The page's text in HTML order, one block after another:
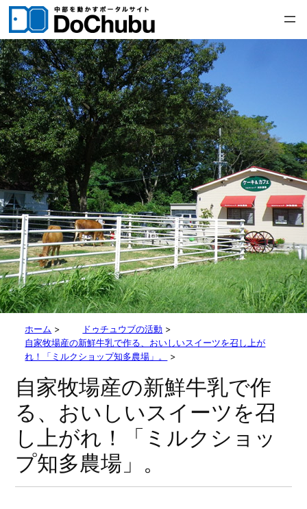
内
を
ス
キ
ッ
プ
ホーム > ドゥチュウブの活動 >
自家牧場産の新鮮牛乳で作る、おいしいスイーツを召し上が
れ！「ミルクショップ知多農場」。
>
自家牧場産の新鮮牛乳で作
る、おいしいスイーツを召
し上がれ！「ミルクショッ
プ知多農場」。